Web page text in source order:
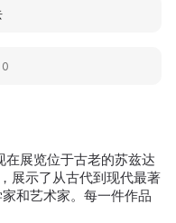
展览位于古老的苏兹达
展示了从古代到现代最著
和艺术家。每一件作品
0